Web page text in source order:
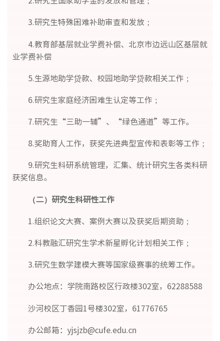
3.研究生特殊困难补助审查和发放；
4.教育部基层就业学费补偿、北京市边远山区基层就
业学费补偿
5.生源地助学贷款、校园地助学贷款相关工作；
6.研究生家庭经济困难生认定等工作；
7.研究生“三助一辅”、“绿色通道”等工作。
8.奖助育人工作，获奖先进典型宣传和表彰等工作；
9.研究生科研系统管理，汇集、统计研究生各类科研
获奖信息。
（二）研究生科研性工作
1.组织论文大赛、案例大赛以及获奖后期资助；
2.科教融汇研究生学术新星孵化计划相关工作；
3.研究生数学建模大赛等国家级赛事的统筹工作。
办公地点：学院南路校区行政楼302室，62288588
沙河校区丁香园1号楼302室，61776765
办公邮箱：yjsjzb@cufe.edu.cn